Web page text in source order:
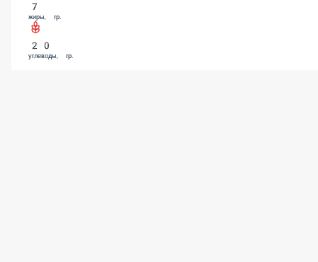
7
жиры, гр.
20
углеводы, гр.